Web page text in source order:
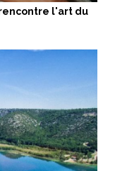
rencontre l'art du